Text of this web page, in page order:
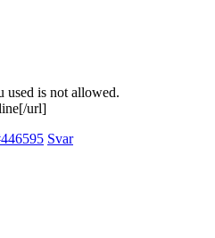
used is not allowed.
url]
Svar